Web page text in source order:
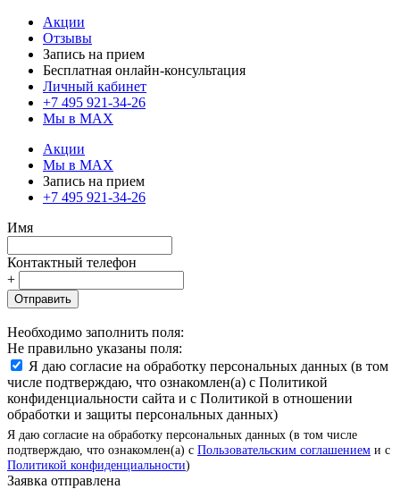
Акции
Отзывы
Запись на прием
Бесплатная онлайн-консультация
Личный кабинет
+7 495 921-34-26
Мы в MAX
Акции
Мы в MAX
Запись на прием
+7 495 921-34-26
Имя
Контактный телефон
+
Отправить
Необходимо заполнить поля:
Не правильно указаны поля:
Я даю согласие на обработку персональных данных (в том
числе подтверждаю, что ознакомлен(а) с Политикой
конфиденциальности сайта и с Политикой в отношении
обработки и защиты персональных данных)
Я даю согласие на обработку персональных данных (в том числе
подтверждаю, что ознакомлен(а) с Пользовательским соглашением и с
Политикой конфиденциальности)
Заявка отправлена